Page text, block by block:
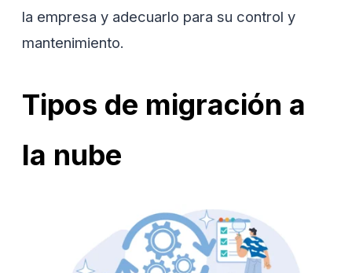
la empresa y adecuarlo para su control y
mantenimiento.
Tipos de migración a
la nube